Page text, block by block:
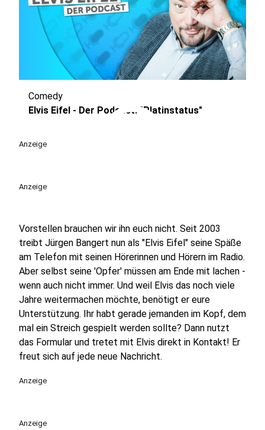
play_circle
Comedy
Elvis Eifel - Der Podcast: "Platinstatus"
Anzeige
Anzeige
Vorstellen brauchen wir ihn euch nicht. Seit 2003
treibt Jürgen Bangert nun als "Elvis Eifel" seine Späße
am Telefon mit seinen Hörerinnen und Hörern im Radio.
Aber selbst seine 'Opfer' müssen am Ende mit lachen -
wenn auch nicht immer. Und weil Elvis das noch viele
Jahre weitermachen möchte, benötigt er eure
Unterstützung. Ihr habt gerade jemanden im Kopf, dem
mal ein Streich gespielt werden sollte? Dann nutzt
das Formular und tretet mit Elvis direkt in Kontakt! Er
freut sich auf jede neue Nachricht.
Anzeige
Anzeige